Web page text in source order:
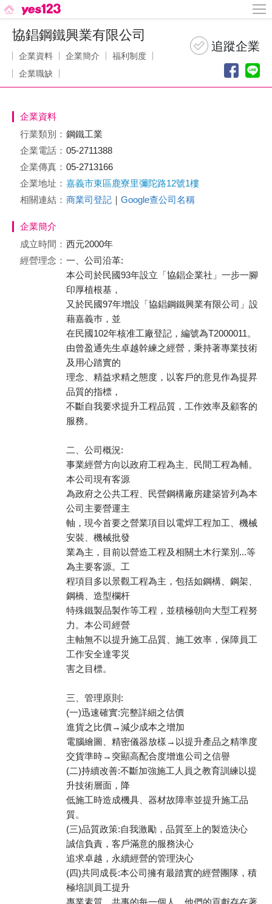
協錩鋼鐵興業有限公司
企業資料 企業簡介
福利制度
企業職缺
企業資料
行業類別： 鋼鐵工業
企業電話： 05-2711388
企業傳真： 05-2713166
企業地址： 嘉義市東區鹿寮里彌陀路12號1樓
相關連結： 商業司登記 ｜ Google查公司名稱
企業簡介
成立時間： 西元2000年
經營理念： 一、公司沿革:
本公司於民國93年設立「協錩企業社」一步一腳
印厚植根基，
又於民國97年增設「協錩鋼鐵興業有限公司」設
藉嘉義巿，並
在民國102年核准工廠登記，編號為T2000011。
由曾盈通先生卓越幹練之經營，秉持著專業技術
及用心踏實的
理念、精益求精之態度，以客戶的意見作為提昇
品質的指標，
不斷自我要求提升工程品質，工作效率及顧客的
服務。
二、公司概況:
事業經營方向以政府工程為主、民間工程為輔。
本公司現有客源
為政府之公共工程、民營鋼構廠房建築皆列為本
公司主要營運主
軸，現今首要之營業項目以電焊工程加工、機械
安裝、機械批發
業為主，目前以營造工程及相關土木行業別...等
為主要客源。工
程項目多以景觀工程為主，包括如鋼構、鋼架、
鋼橋、造型欄杆
特殊鐵製品製作等工程，並積極朝向大型工程努
力。本公司經營
主軸無不以提升施工品質、施工效率，保障員工
工作安全達零災
害之目標。
三、管理原則:
(一)迅速確實:完整詳細之估價
進貨之比價→減少成本之增加
電腦繪圖、精密儀器放樣→以提升產品之精準度
交貨準時→突顯高配合度增進公司之信譽
(二)持續改善:不斷加強施工人員之教育訓練以提
升技術層面，降
低施工時造成機具、器材故障率並提升施工品
質。
(三)品質政策:自我激勵，品質至上的製造決心
誠信負責，客戶滿意的服務決心
追求卓越，永續經營的管理決心
(四)共同成長:本公司擁有最踏實的經營團隊，積
極培訓員工提升
專業素質。共事的每一個人，他們的貢獻存在著